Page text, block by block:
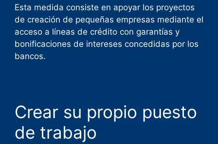
Esta medida consiste en apoyar los proyectos
de creación de pequeñas empresas mediante el
acceso a líneas de crédito con garantías y
bonificaciones de intereses concedidas por los
bancos.
Crear su propio puesto
de trabajo